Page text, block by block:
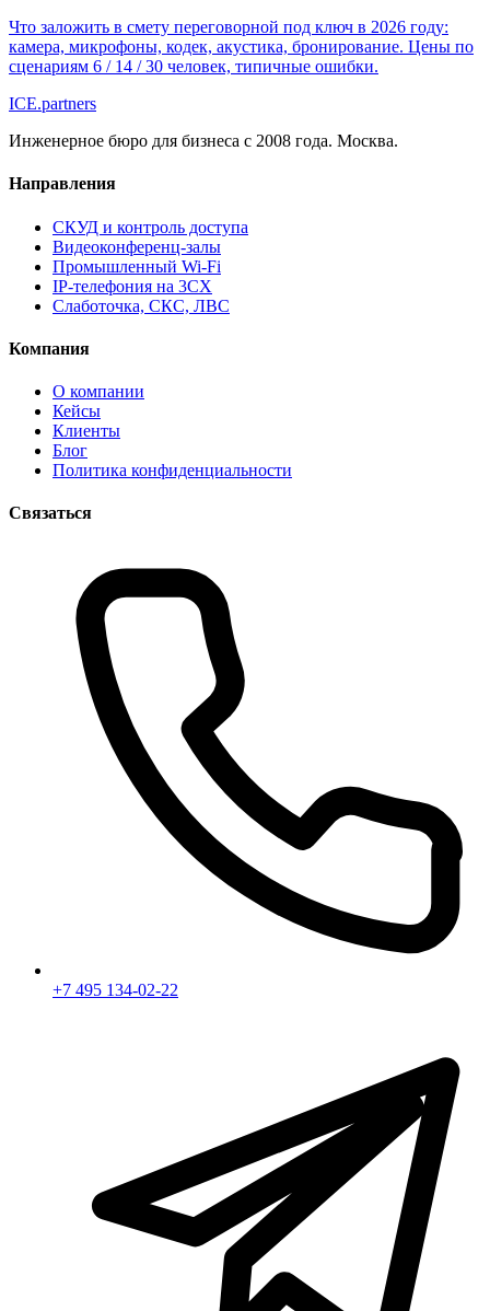
Что заложить в смету переговорной под ключ в 2026 году:
камера, микрофоны, кодек, акустика, бронирование. Цены по
сценариям 6 / 14 / 30 человек, типичные ошибки.
ICE.partners
Инженерное бюро для бизнеса с 2008 года. Москва.
Направления
СКУД и контроль доступа
Видеоконференц-залы
Промышленный Wi-Fi
IP-телефония на 3CX
Слаботочка, СКС, ЛВС
Компания
О компании
Кейсы
Клиенты
Блог
Политика конфиденциальности
Связаться
+7 495 134-02-22